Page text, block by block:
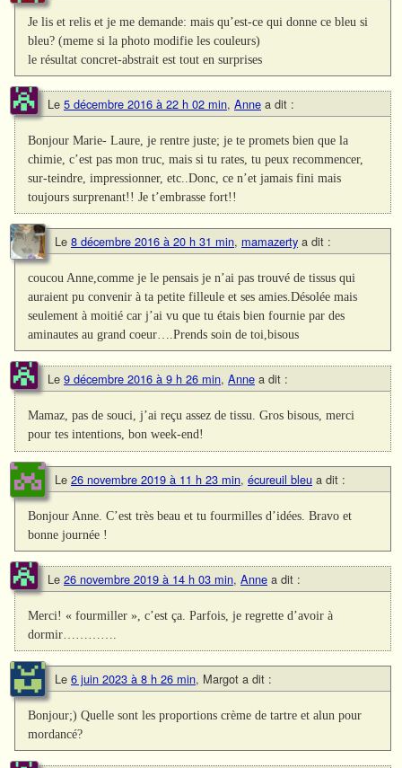
Je lis et relis et je me demande: mais qu’est-ce qui donne ce bleu si
bleu? (meme si la photo modifie les couleurs)
le résultat concret-abstrait est tout en surprises
Le 5 décembre 2016 à 22 h 02 min, Anne a dit :
Bonjour Marie- Laure, je rentre juste; je te promets bien que la
chimie, c’est pas mon truc, mais si tu rates, tu peux recommencer,
sur-teindre, impressionner, etc..Donc, ce n’et jamais fini mais
toujours surprenant!! Je t’embrasse fort!!
Le 8 décembre 2016 à 20 h 31 min, mamazerty a dit :
coucou Anne,comme je le pensais je n’ai pas trouvé de tissus qui
auraient pu convenir à ta petite filleule et ses amies.Désolée mais
seulement à moitié car j’ai vu que tu étais bien fournie par des
aminautes au grand coeur….Prends soin de toi,bisous
Le 9 décembre 2016 à 9 h 26 min, Anne a dit :
Mamaz, pas de souci, j’ai reçu assez de tissu. Gros bisous, merci
pour tes intentions, bon week-end!
Le 26 novembre 2019 à 11 h 23 min, écureuil bleu a dit :
Bonjour Anne. C’est très beau et tu fourmilles d’idées. Bravo et
bonne journée !
Le 26 novembre 2019 à 14 h 03 min, Anne a dit :
Merci! « fourmiller », c’est ça. Parfois, je regrette d’avoir à
dormir………….
Le 6 juin 2023 à 8 h 26 min, Margot a dit :
Bonjour;) Quelle sont les proportions crème de tartre et alun pour
mordancé?